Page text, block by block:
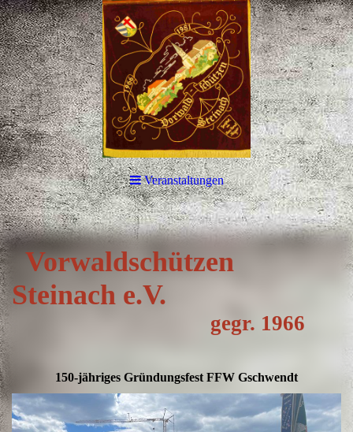
Veranstaltungen
Vorwaldschützen
Steinach e.V.
gegr. 1966
150-jähriges Gründungsfest FFW Gschwendt